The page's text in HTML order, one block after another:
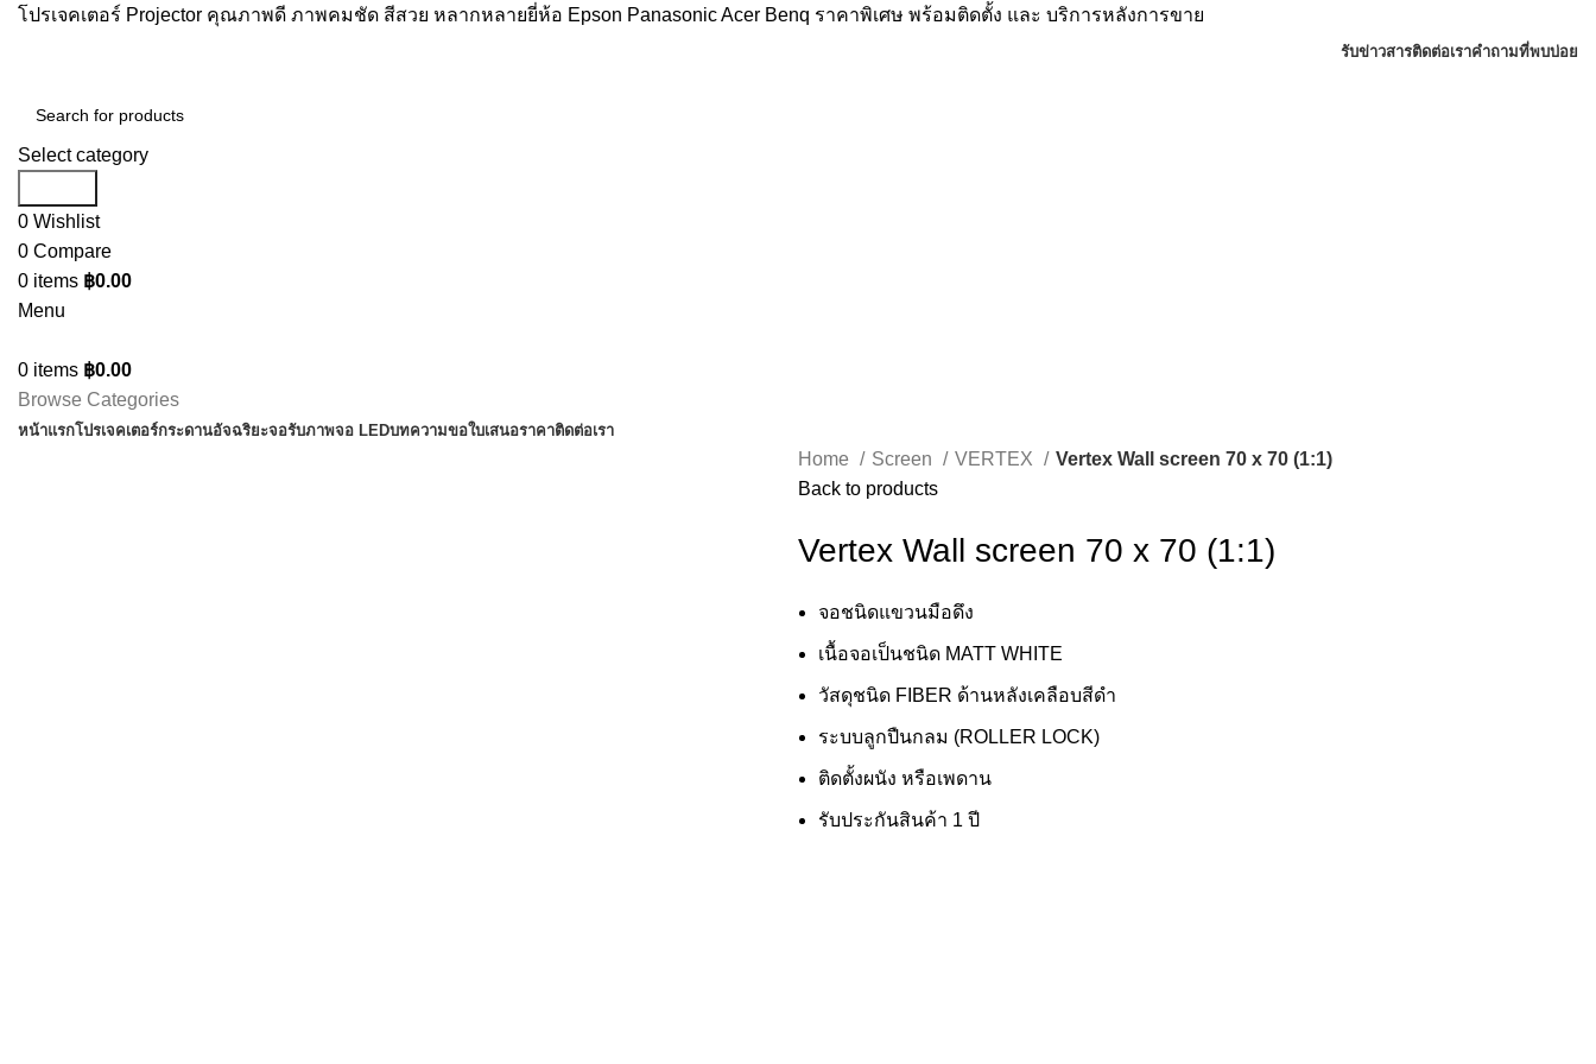
โปรเจคเตอร์ Projector คุณภาพดี ภาพคมชัด สีสวย หลากหลายยี่ห้อ Epson Panasonic Acer Benq ราคาพิเศษ พร้อมติดตั้ง และ บริการหลังการขาย
รับข่าวสารติดต่อเราคำถามที่พบบ่อย
Select category
0 Wishlist
0 Compare
0 items ฿0.00
Menu
0 items ฿0.00
Browse Categories
หน้าแรกโปรเจคเตอร์กระดานอัจฉริยะจอรับภาพจอ LEDบทความขอใบเสนอราคาติดต่อเรา
Home Screen VERTEX
Vertex Wall screen 70 x 70 (1:1)
Back to products
Vertex Wall screen 70 x 70 (1:1)
จอชนิดแขวนมือดึง
เนื้อจอเป็นชนิด MATT WHITE
วัสดุชนิด FIBER ด้านหลังเคลือบสีดำ
ระบบลูกปืนกลม (ROLLER LOCK)
ติดตั้งผนัง หรือเพดาน
รับประกันสินค้า 1 ปี